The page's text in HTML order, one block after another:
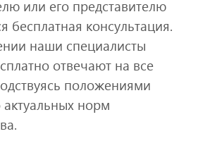
или его представителю
бесплатная консультация.
наши специалисты
отвечают на все
положениями
норм